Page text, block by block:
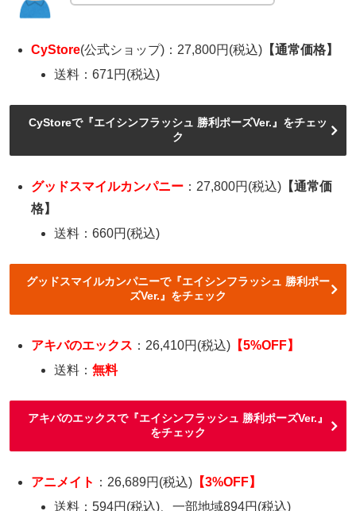
CyStore(公式ショップ)：27,800円(税込) 【通常価格】
送料：671円(税込)
CyStoreで『エイシンフラッシュ 勝利ポーズVer.』をチェッ
ク
グッドスマイルカンパニー ：27,800円(税込) 【通常価
格】
送料：660円(税込)
グッドスマイルカンパニーで『エイシンフラッシュ 勝利ポー
ズVer.』をチェック
アキバのエックス ：26,410円(税込) 【5%OFF】
送料：無料
アキバのエックスで『エイシンフラッシュ 勝利ポーズVer.』
をチェック
アニメイト ：26,689円(税込) 【3%OFF】
送料：594円(税込)、一部地域894円(税込)